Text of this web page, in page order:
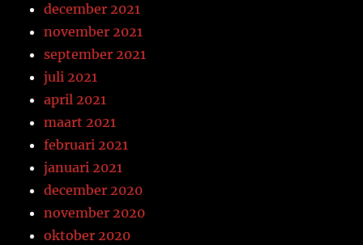
december 2021
november 2021
september 2021
juli 2021
april 2021
maart 2021
februari 2021
januari 2021
december 2020
november 2020
oktober 2020